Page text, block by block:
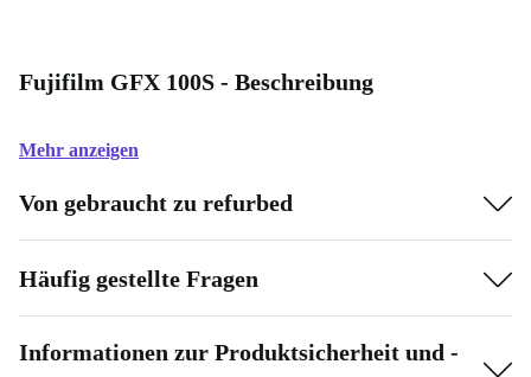
Fujifilm GFX 100S - Beschreibung
Mehr anzeigen
Von gebraucht zu refurbed
Häufig gestellte Fragen
Informationen zur Produktsicherheit und -